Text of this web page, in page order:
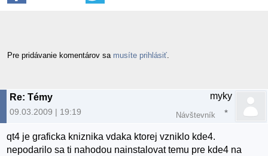
Pre pridávanie komentárov sa musíte prihlásiť
Re: Témy
09.03.2009 | 19:19
myky
Návštevník
qt4 je graficka kniznika vdaka ktorej vzniklo kde4.
nepodarilo sa ti nahodou nainstalovat temu pre kde4 na